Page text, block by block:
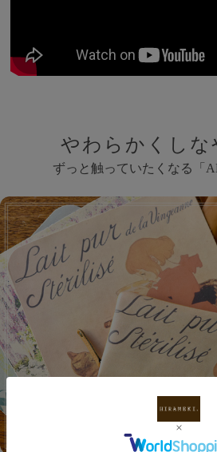
やわらかくしな
ずっと触っていたくなる「